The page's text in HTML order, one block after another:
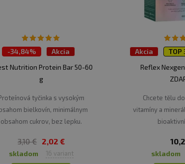
-34,84%
Akcia
Nutrition Protein Bar 50-60
g
tyčinka s vysokým
bielkovín, minimálnym
obsahom cukrov, bez lepku.
3,10 € 2,02 €
skladom 16 variant
Akcia
Reflex
Chcete tělu
vitamíny a
skladom